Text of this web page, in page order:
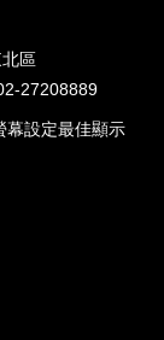
區
27208889
幕設定最佳顯示